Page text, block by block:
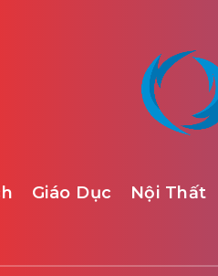
Giáo Dục Nội Thất